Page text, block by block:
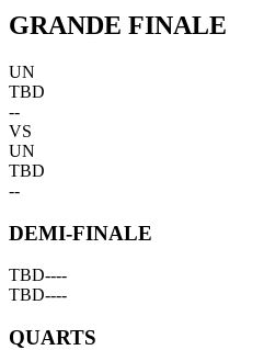
GRANDE FINALE
UN
TBD
--
VS
UN
TBD
--
DEMI-FINALE
TBD----
TBD----
QUARTS